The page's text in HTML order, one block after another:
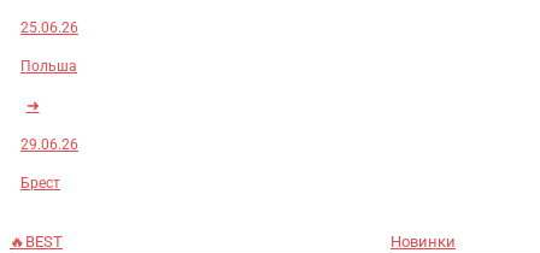
25.06.26
Польша
➜
29.06.26
Брест
🔥BEST Новинки